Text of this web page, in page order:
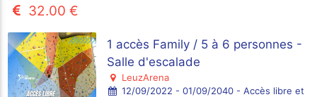
32.00 €
1 accès Family / 5 à 6 personnes -
Salle d'escalade
LeuzArena
12/09/2022 - 01/09/2040 - Accès libre et